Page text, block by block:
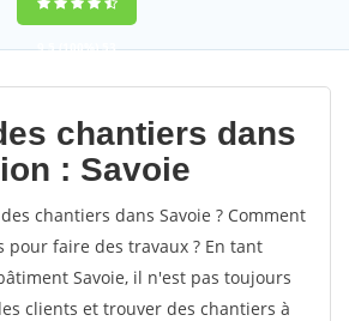
9,5(100%)53
votes
chantiers dans
: Savoie
chantiers dans Savoie ? Comment
pour faire des travaux ? En tant
Savoie, il n'est pas toujours
clients et trouver des chantiers à